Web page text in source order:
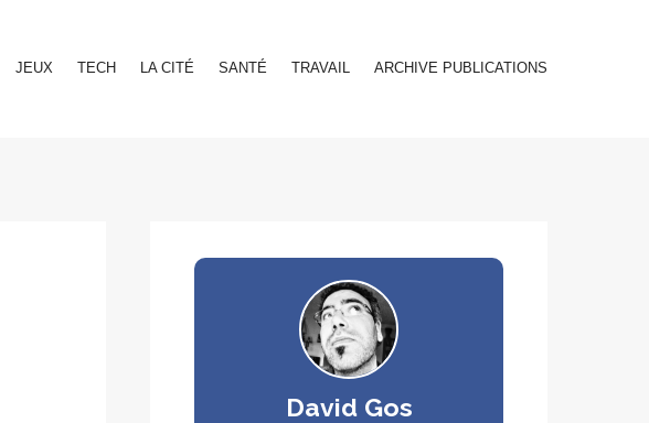
JEUX TECH LA CITÉ SANTÉ TRAVAIL ARCHIVE PUBLICATIONS
David Gos